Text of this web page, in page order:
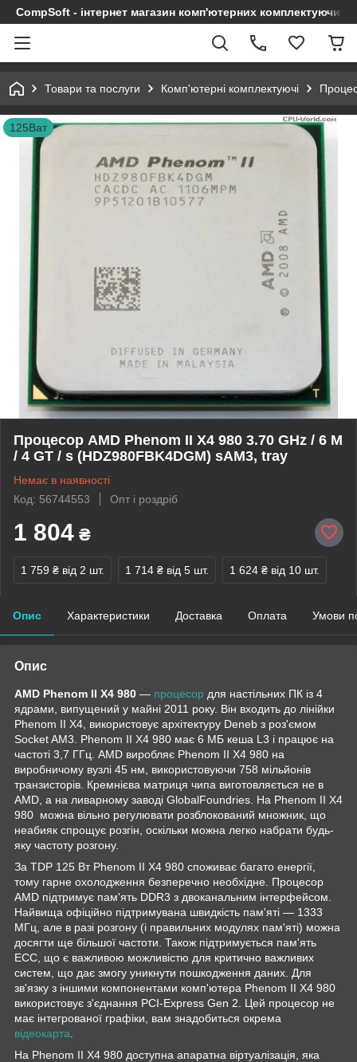
CompSoft - інтернет магазин комп'ютерних комплектуючих
Товари та послуги Комп'ютерні комплектуючі
125Ват
Процесор AMD Phenom II X4 980 3.70 GHz / 6 M
/ 4 GT / s (HDZ980FBK4DGM) sAM3, tray
Немає в наявності
Код: 56744553
Опт і роздріб
1 804 ₴
1 759 ₴ від 2 шт. 1 714 ₴ від 5 шт. 1 624 ₴ від 10 шт.
Опис Характеристики Доставка Оплата Умови
Опис
AMD Phenom II X4 980 — процесор для настільних ПК із 4
ядрами, випущений у майні 2011 року. Він входить до лінійки
Phenom II X4, використовує архітектуру Deneb з роз'ємом
Socket AM3. Phenom II X4 980 має 6 МБ кеша L3 і працює на
частоті 3,7 ГГц. AMD виробляє Phenom II X4 980 на
виробничому вузлі 45 нм, використовуючи 758 мільйонів
транзисторів. Кремнієва матриця чипа виготовляється не в
AMD, а на ливарному заводі GlobalFoundries. На Phenom II X4
980 можна вільно регулювати розблокований множник, що
неабияк спрощує розгін, оскільки можна легко набрати будь-
яку частоту розгону.
За TDP 125 Вт Phenom II X4 980 споживає багато енергії,
тому гарне охолодження безперечно необхідне. Процесор
AMD підтримує пам'ять DDR3 з двоканальним інтерфейсом.
Найвища офіційно підтримувана швидкість пам'яті — 1333
МГц, але в разі розгону (і правильних модулях пам'яті) можна
досягти ще більшої частоти. Також підтримується пам'ять
ECC, що є важливою можливістю для критично важливих
систем, що дає змогу уникнути пошкодження даних. Для
зв'язку з іншими компонентами комп'ютера Phenom II X4 980
використовує з'єднання PCI-Express Gen 2. Цей процесор не
має інтегрованої графіки, вам знадобиться окрема
відеокарта
На Phenom II X4 980 доступна апаратна віртуалізація, яка